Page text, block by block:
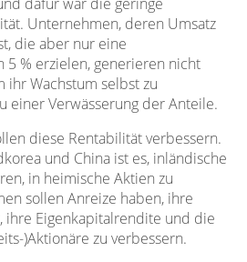
Unternehmen, deren Umsatz
die aber nur eine
5 % erzielen, generieren nicht
ihr Wachstum selbst zu
einer Verwässerung der Anteile.
diese Rentabilität verbessern.
und China ist es, inländische
in heimische Aktien zu
sollen Anreize haben, ihre
ihre Eigenkapitalrendite und die
)Aktionäre zu verbessern.